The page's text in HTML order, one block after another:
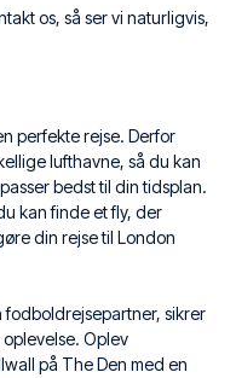
os, så ser vi naturligvis,
perfekte rejse. Derfor
lufthavne, så du kan
bedst til din tidsplan.
kan finde et fly, der
din rejse til London
sikrer
Oplev
på The Den med en